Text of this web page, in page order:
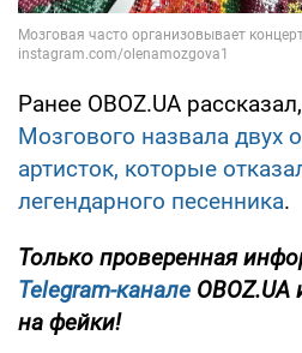
Ранее OBOZ.UA
Мозгового назвала двух
артисток, которые
легендарного песенника.
Только проверенная
Telegram-канале OBOZ.UA
на фейки!